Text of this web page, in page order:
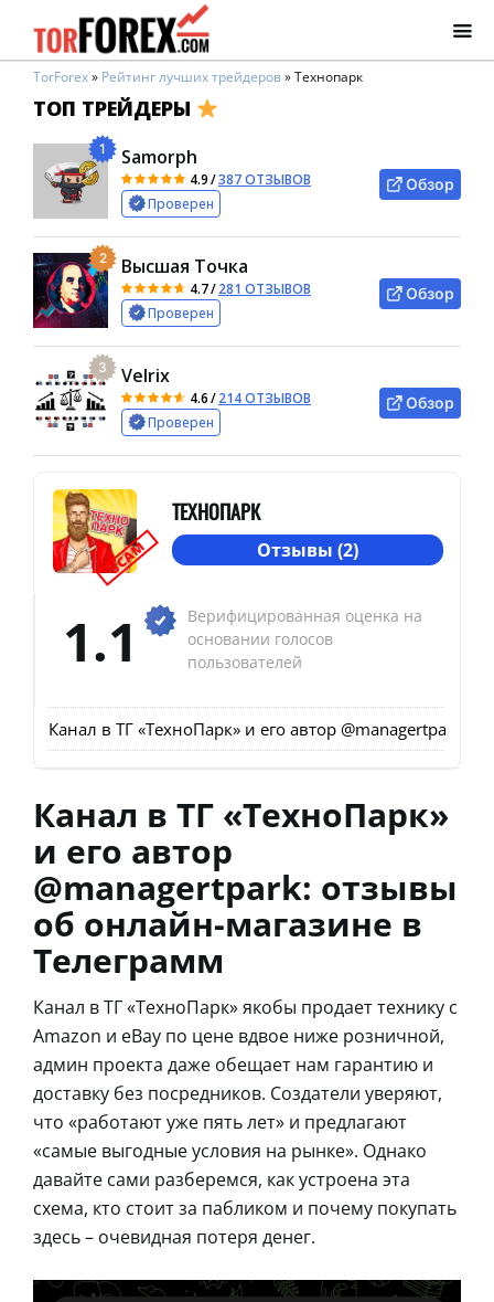
TorForex» Рейтинг лучших трейдеров»Технопарк
ТОП ТРЕЙДЕРЫ
1 Samorph
4.9/387 ОТЗЫВОВ
Проверен
Обзор
2 Высшая Точка
4.7/281 ОТЗЫВОВ
Проверен
Обзор
3 Velrix
4.6/214 ОТЗЫВОВ
Проверен
Обзор
SCAM
ТЕХНОПАРК
Отзывы (2)
1.1
Верифицированная оценка на
основании голосов
пользователей
Канал в ТГ «ТехноПарк» и его автор @managertpark:
Канал в ТГ «ТехноПарк»
и его автор
@managertpark: отзывы
об онлайн-магазине в
Телеграмм
Канал в ТГ «ТехноПарк» якобы продает технику с
Amazon и eBay по цене вдвое ниже розничной,
админ проекта даже обещает нам гарантию и
доставку без посредников. Создатели уверяют,
что «работают уже пять лет» и предлагают
«самые выгодные условия на рынке». Однако
давайте сами разберемся, как устроена эта
схема, кто стоит за пабликом и почему покупать
здесь – очевидная потеря денег.